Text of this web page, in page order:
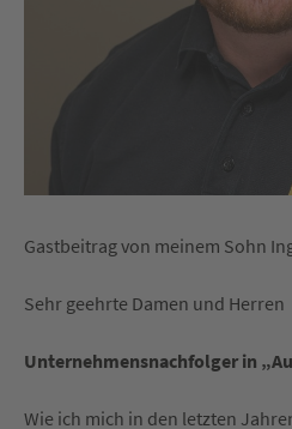
Gastbeitrag von meinem Sohn
Sehr geehrte Damen und Herren
Unternehmensnachfolger in
Wie ich mich in den letzten